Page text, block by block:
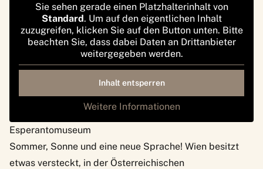
Sie sehen gerade einen Platzhalterinhalt von
Standard. Um auf den eigentlichen Inhalt
zuzugreifen, klicken Sie auf den Button unten. Bitte
beachten Sie, dass dabei Daten an Drittanbieter
weitergegeben werden.
Inhalt entsperren
Weitere Informationen
Esperantomuseum
Sommer, Sonne und eine neue Sprache! Wien besitzt
etwas versteckt, in der Österreichischen